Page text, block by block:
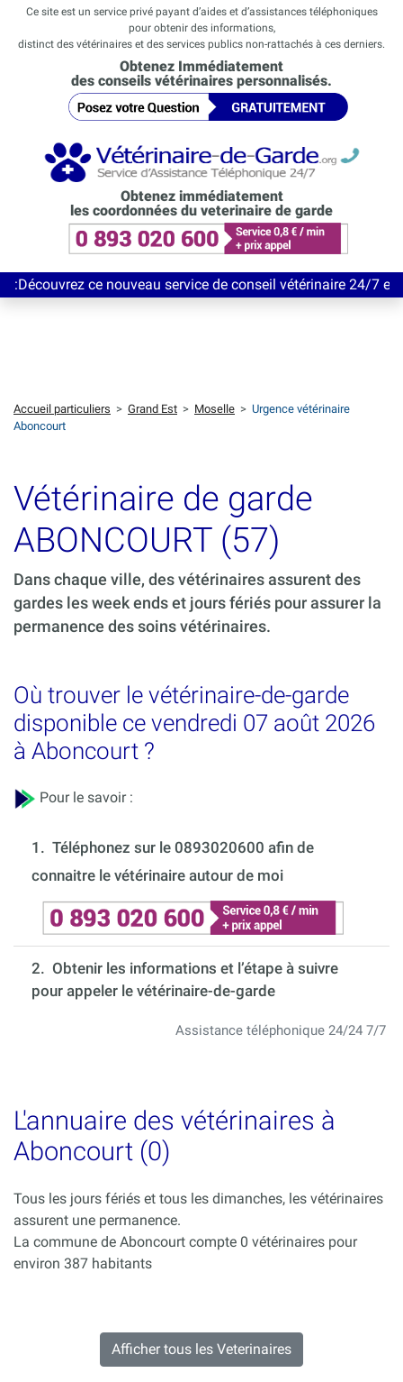
Ce site est un service privé payant d’aides et d’assistances téléphoniques
pour obtenir des informations,
distinct des vétérinaires et des services publics non-rattachés à ces derniers.
Obtenez Immédiatement
des conseils vétérinaires personnalisés.
Obtenez immédiatement
les coordonnées du veterinaire de garde
ce nouveau service de conseil vétérinaire 24/7
Accueil particuliers > Grand Est > Moselle > Urgence vétérinaire
Aboncourt
Vétérinaire de garde
ABONCOURT (57)
Dans chaque ville, des vétérinaires assurent des
gardes les week ends et jours fériés pour assurer la
permanence des soins vétérinaires.
Où trouver le vétérinaire-de-garde
disponible ce vendredi 07 août 2026
à Aboncourt ?
Pour le savoir :
1. Téléphonez sur le 0893020600 afin de
connaitre le vétérinaire autour de moi
2. Obtenir les informations et l’étape à suivre
pour appeler le vétérinaire-de-garde
Assistance téléphonique 24/24 7/7
L'annuaire des vétérinaires à
Aboncourt (0)
Tous les jours fériés et tous les dimanches, les vétérinaires
assurent une permanence.
La commune de Aboncourt compte 0 vétérinaires pour
environ 387 habitants
Afficher tous les Veterinaires